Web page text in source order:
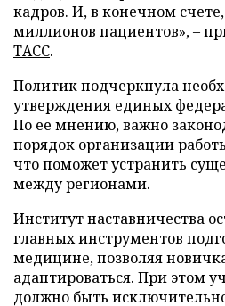
кадров. И, в конечном
миллионов пациентов», –
ТАСС.
Политик подчеркнула
утверждения единых
По ее мнению, важно
порядок организации
что поможет устранить
между регионами.
Институт наставничества
главных инструментов
медицине, позволяя
адаптироваться. При этом
должно быть